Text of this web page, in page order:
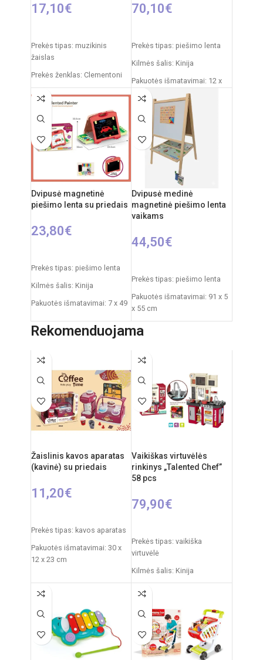
(nepridedamos)
17,10€
Prekės tipas: muzikinis
žaislas
Prekės ženklas: Clementoni
Kilmės šalis: Italija
Pakuotės išmatavimai: 5 x 31
x 21 cm
Rekomenduojamas amžius:
nuo 18 mėnesių
70,10€
Prekės tipas: piešimo lenta
Kilmės šalis: Kinija
Pakuotės išmatavimai: 12 x
Produkto išmatavimai: 33 x
58 x 110 cm
Rekomenduojamas amžius:
nuo 3 metų
Dvipusė magnetinė
piešimo lenta su priedais
23,80€
Prekės tipas: piešimo lenta
Kilmės šalis: Kinija
Pakuotės išmatavimai: 7 x 49
Produkto išmatavimai: 33,5 x
Rekomenduojamas amžius:
nuo 3 metų
Dvipusė medinė
magnetinė piešimo lenta
vaikams
44,50€
Prekės tipas: piešimo lenta
Pakuotės išmatavimai: 91 x 5
x 55 cm
53 x 45 cm
Rekomenduojama
Žaislinis kavos aparatas
(kavinė) su priedais
11,20€
Prekės tipas: kavos aparatas
Pakuotės išmatavimai: 30 x
12 x 23 cm
nuo 3 metų
Vaikiškas virtuvėlės
rinkinys „Talented Chef”
58 pcs
79,90€
Prekės tipas: vaikiška
virtuvėlė
Kilmės šalis: Kinija
55 x 63 cm
Virtuvėlės išmatavimai: 35 x
63 x 84 cm
Produkto medžiaga: plastikas